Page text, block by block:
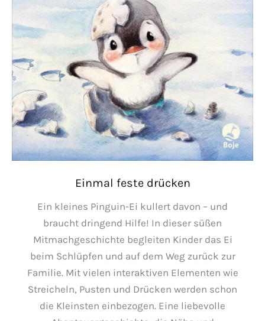
Einmal feste drücken
Ein kleines Pinguin-Ei kullert davon – und
braucht dringend Hilfe! In dieser süßen
Mitmachgeschichte begleiten Kinder das Ei
beim Schlüpfen und auf dem Weg zurück zur
Familie. Mit vielen interaktiven Elementen wie
Streicheln, Pusten und Drücken werden schon
die Kleinsten einbezogen. Eine liebevolle